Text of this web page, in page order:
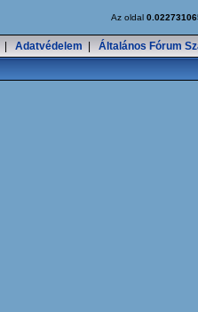
Az oldal
Adatvédelem Általános Fórum